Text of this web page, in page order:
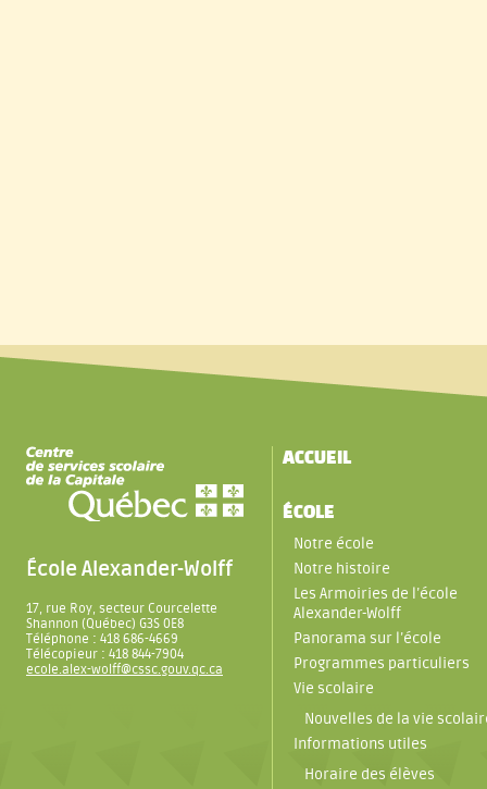
École Alexander-Wolff
17, rue Roy, secteur Courcelette
Shannon (Québec) G3S 0E8
Téléphone : 418 686-4669
Télécopieur : 418 844-7904
ecole.alex-wolff@cssc.gouv.qc.ca
ACCUEIL
ÉCOLE
Notre école
Notre histoire
Les Armoiries de l’école
Alexander-Wolff
Panorama sur l’école
Programmes particuliers
Vie scolaire
Nouvelles de la vie
Informations utiles
Horaire des élèves